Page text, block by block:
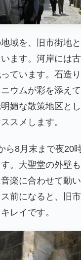
域を、旧市街地
ます。河岸には
ています。石造
ウムが彩を添え
媚な散策地区と
スメします。
ら8月末まで夜20
。大聖堂の外壁
楽に合わせて動
前になると、旧
レイです。